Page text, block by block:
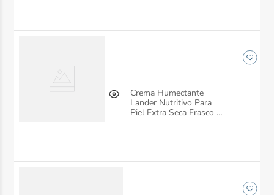
Crema Humectante
Lander Nutritivo Para
Piel Extra Seca Frasco X